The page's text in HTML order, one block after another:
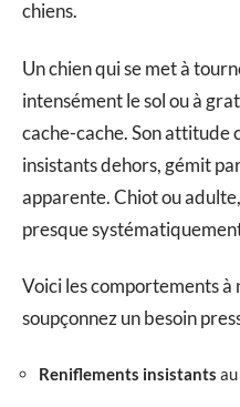
chiens.
Un chien qui se met à
intensément le sol ou à
cache-cache. Son attitude
insistants dehors, gémit
apparente. Chiot ou
presque
Voici les comportements à
soupçonnez un besoin
Reniflements insistants